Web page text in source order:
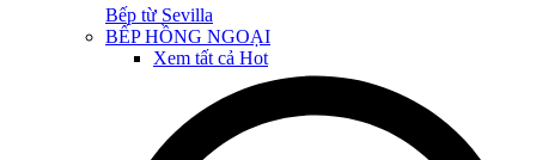
Bếp từ Sevilla
BẾP HỒNG NGOẠI
Xem tất cả Hot